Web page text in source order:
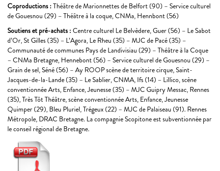
Coproductions : Théâtre de Marionnettes de Belfort (90) – Service culturel
de Gouesnou (29) – Théâtre à la coque, CNMa, Hennbont (56)
Soutiens et pré-achats : Centre culturel Le Belvèdere, Guer (56) – Le Sabot
d’Or, St Gilles (35) – L’Agora, Le Rheu (35) – MJC de Pacé (35) –
Communauté de communes Pays de Landivisiau (29) – Théâtre à la Coque
– CNMa Bretagne, Hennebont (56) – Service culturel de Gouesnou (29) –
Grain de sel, Séné (56) – Ay ROOP scène de territoire cirque, Saint-
Jacques-de-la-Lande (35) – Le Sablier, CNMA, Ifs (14) – Lillico, scène
conventionnée Arts, Enfance, Jeunesse (35) – MJC Guipry Messac, Rennes
(35), Très Tôt Théâtre, scène conventionnée Arts, Enfance, Jeunesse
Quimper (29), Bleu Pluriel, Trégeux (22) – MJC de Palaiseau (91). Rennes
Métropole, DRAC Bretagne. La compagnie Scopitone est subventionnée par
le conseil régional de Bretagne.